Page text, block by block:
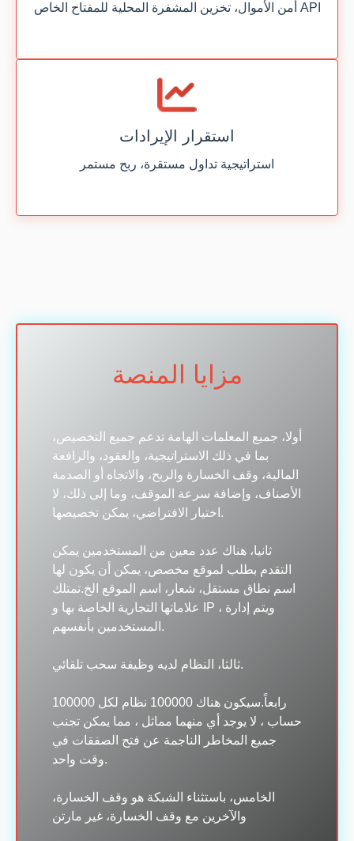
أمن الأموال، تخزين المشفرة المحلية للمفتاح الخاص API
استقرار الإيرادات
استراتيجية تداول مستقرة، ربح مستمر
مزايا المنصة
أولا، جميع المعلمات الهامة تدعم جميع التخصيص،
بما في ذلك الاستراتيجية، والعقود، والرافعة
المالية، وقف الخسارة والربح، والاتجاه أو الصدمة
الأصناف، وإضافة سرعة الموقف، وما إلى ذلك، لا
اختيار الافتراضي، يمكن تخصيصها.
ثانيا، هناك عدد معين من المستخدمين يمكن
التقدم بطلب لموقع مخصص، يمكن أن يكون لها
اسم نطاق مستقل، شعار، اسم الموقع الخ.تمتلك
علاماتها التجارية الخاصة بها و IP ، ويتم إدارة
المستخدمين بأنفسهم.
ثالثا، النظام لديه وظيفة سحب تلقائي.
رابعاً.سيكون هناك 100000 نظام لكل 100000
حساب ، لا يوجد أي منهما مماثل ، مما يمكن تجنب
جميع المخاطر الناجمة عن فتح الصفقات في
وقت واحد.
الخامس، باستثناء الشبكة هو وقف الخسارة،
والآخرين مع وقف الخسارة، غير مارتن